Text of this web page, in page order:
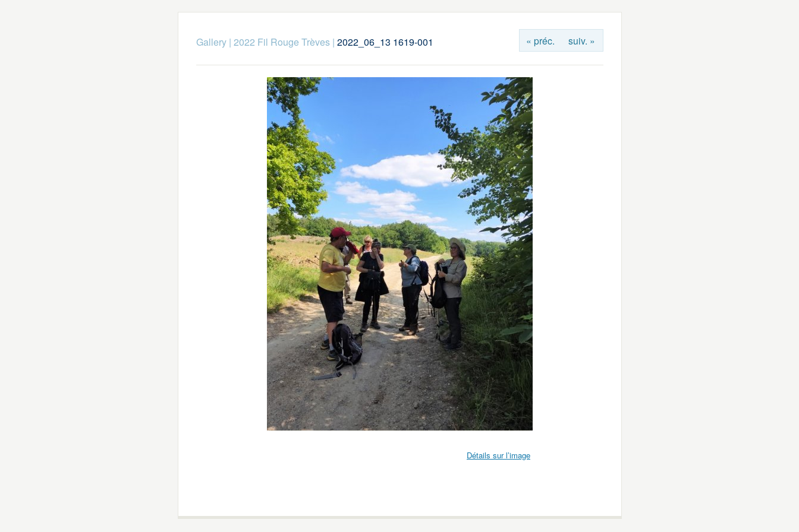
« préc. suiv. »
Gallery| 2022 Fil Rouge Trèves| 2022_06_13 1619-001
Détails sur l’image